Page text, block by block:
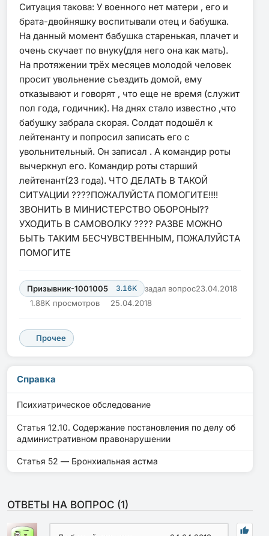
Ситуация такова: У военного нет матери , его и
брата-двойняшку воспитывали отец и бабушка.
На данный момент бабушка старенькая, плачет и
очень скучает по внуку(для него она как мать).
На протяжении трёх месяцев молодой человек
просит увольнение съездить домой, ему
отказывают и говорят , что еще не время (служит
пол года, годичник). На днях стало известно ,что
бабушку забрала скорая. Солдат подошёл к
лейтенанту и попросил записать его с
увольнительный. Он записал . А командир роты
вычеркнул его. Командир роты старший
лейтенант(23 года). ЧТО ДЕЛАТЬ В ТАКОЙ
СИТУАЦИИ ????ПОЖАЛУЙСТА ПОМОГИТЕ!!!!
ЗВОНИТЬ В МИНИСТЕРСТВО ОБОРОНЫ??
УХОДИТЬ В САМОВОЛКУ ???? РАЗВЕ МОЖНО
БЫТЬ ТАКИМ БЕСЧУВСТВЕННЫМ, ПОЖАЛУЙСТА
ПОМОГИТЕ
Призывник-1001005 3.16K задал вопрос23.04.2018
1.88K просмотров
25.04.2018
Прочее
Справка
Психиатрическое обследование
Статья 12.10. Содержание постановления по делу об
административном правонарушении
Статья 52 — Бронхиальная астма
ОТВЕТЫ НА ВОПРОС (1)